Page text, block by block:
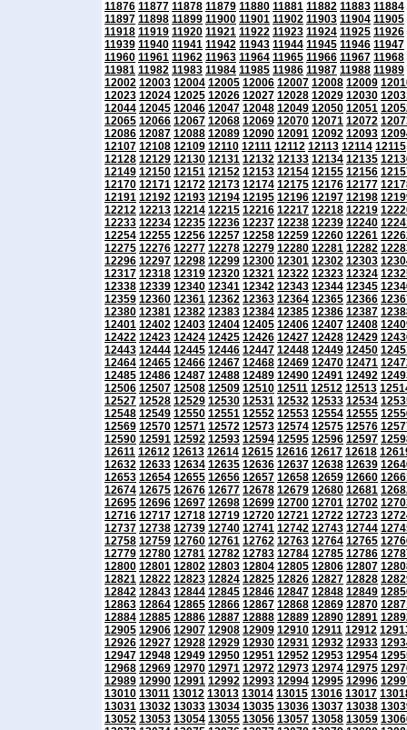
11876 11877 11878 11879 11880 11881 11882 11883 11884
11897 11898 11899 11900 11901 11902 11903 11904 11905
11918 11919 11920 11921 11922 11923 11924 11925 11926
11939 11940 11941 11942 11943 11944 11945 11946 11947
11960 11961 11962 11963 11964 11965 11966 11967 11968
11981 11982 11983 11984 11985 11986 11987 11988 11989
12002 12003 12004 12005 12006 12007 12008 12009
12023 12024 12025 12026 12027 12028 12029 12030
12044 12045 12046 12047 12048 12049 12050 12051
12065 12066 12067 12068 12069 12070 12071 12072
12086 12087 12088 12089 12090 12091 12092 12093
12107 12108 12109 12110 12111 12112 12113 12114 12115
12128 12129 12130 12131 12132 12133 12134 12135
12149 12150 12151 12152 12153 12154 12155 12156
12170 12171 12172 12173 12174 12175 12176 12177
12191 12192 12193 12194 12195 12196 12197 12198
12212 12213 12214 12215 12216 12217 12218 12219
12233 12234 12235 12236 12237 12238 12239 12240
12254 12255 12256 12257 12258 12259 12260 12261
12275 12276 12277 12278 12279 12280 12281 12282
12296 12297 12298 12299 12300 12301 12302 12303
12317 12318 12319 12320 12321 12322 12323 12324
12338 12339 12340 12341 12342 12343 12344 12345
12359 12360 12361 12362 12363 12364 12365 12366
12380 12381 12382 12383 12384 12385 12386 12387
12401 12402 12403 12404 12405 12406 12407 12408
12422 12423 12424 12425 12426 12427 12428 12429
12443 12444 12445 12446 12447 12448 12449 12450
12464 12465 12466 12467 12468 12469 12470 12471
12485 12486 12487 12488 12489 12490 12491 12492
12506 12507 12508 12509 12510 12511 12512 12513
12527 12528 12529 12530 12531 12532 12533 12534
12548 12549 12550 12551 12552 12553 12554 12555
12569 12570 12571 12572 12573 12574 12575 12576
12590 12591 12592 12593 12594 12595 12596 12597
12611 12612 12613 12614 12615 12616 12617 12618
12632 12633 12634 12635 12636 12637 12638 12639
12653 12654 12655 12656 12657 12658 12659 12660
12674 12675 12676 12677 12678 12679 12680 12681
12695 12696 12697 12698 12699 12700 12701 12702
12716 12717 12718 12719 12720 12721 12722 12723
12737 12738 12739 12740 12741 12742 12743 12744
12758 12759 12760 12761 12762 12763 12764 12765
12779 12780 12781 12782 12783 12784 12785 12786
12800 12801 12802 12803 12804 12805 12806 12807
12821 12822 12823 12824 12825 12826 12827 12828
12842 12843 12844 12845 12846 12847 12848 12849
12863 12864 12865 12866 12867 12868 12869 12870
12884 12885 12886 12887 12888 12889 12890 12891
12905 12906 12907 12908 12909 12910 12911 12912
12926 12927 12928 12929 12930 12931 12932 12933
12947 12948 12949 12950 12951 12952 12953 12954
12968 12969 12970 12971 12972 12973 12974 12975
12989 12990 12991 12992 12993 12994 12995 12996
13010 13011 13012 13013 13014 13015 13016 13017
13031 13032 13033 13034 13035 13036 13037 13038
13052 13053 13054 13055 13056 13057 13058 13059